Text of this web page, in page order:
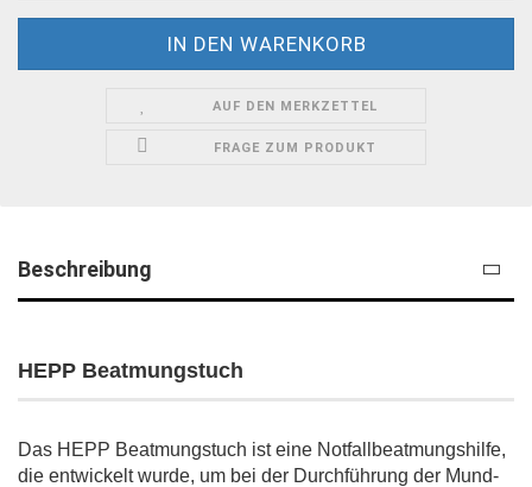
AUF DEN MERKZETTEL
FRAGE ZUM PRODUKT
Beschreibung
HEPP Beatmungstuch
Das HEPP Beatmungstuch ist eine Notfallbeatmungshilfe,
die entwickelt wurde, um bei der Durchführung der Mund-